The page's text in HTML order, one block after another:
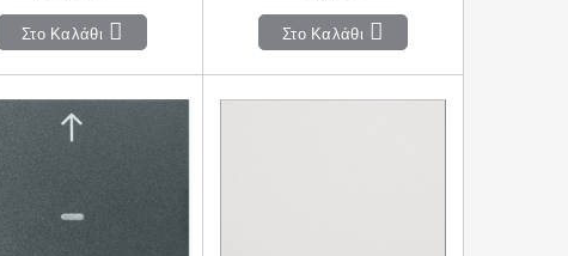
Στο Καλάθι Στο Καλάθι